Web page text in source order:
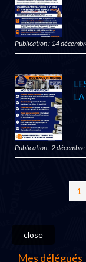
Publication : 14
Publication : 2
1
close
Mes délégués